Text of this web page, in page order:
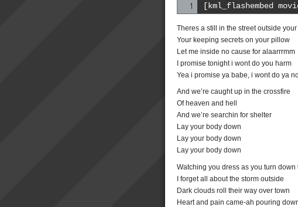
[kml_flashembed
Theres a still in the street outside
Your keeping secrets on your pillow
Let me inside no cause for alaarrrmm
I promise tonight i wont do you harm
Yea i promise ya babe, i wont do ya
And we’re caught up in the crossfire
Of heaven and hell
And we’re searchin for shelter
Lay your body down
Lay your body down
Lay your body down
Watching you dress as you turn down
I forget all about the storm outside
Dark clouds roll their way over town
Heart and pain came-ah pouring